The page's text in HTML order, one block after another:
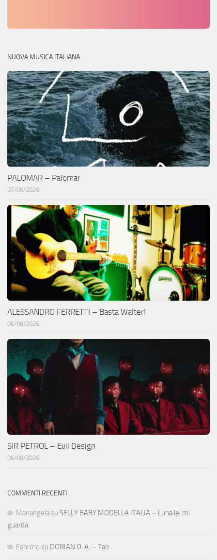
NUOVA MUSICA ITALIANA
PALOMAR – Palomar
07/08/2026
ALESSANDRO FERRETTI – Basta Walter!
06/08/2026
SIR PETROL – Evil Design
06/08/2026
COMMENTI RECENTI
Mariangela su SELLY BABY MODELLA ITALIA – Luna lei mi
guarda
Fabrizio su DORIAN O. A. – Tao